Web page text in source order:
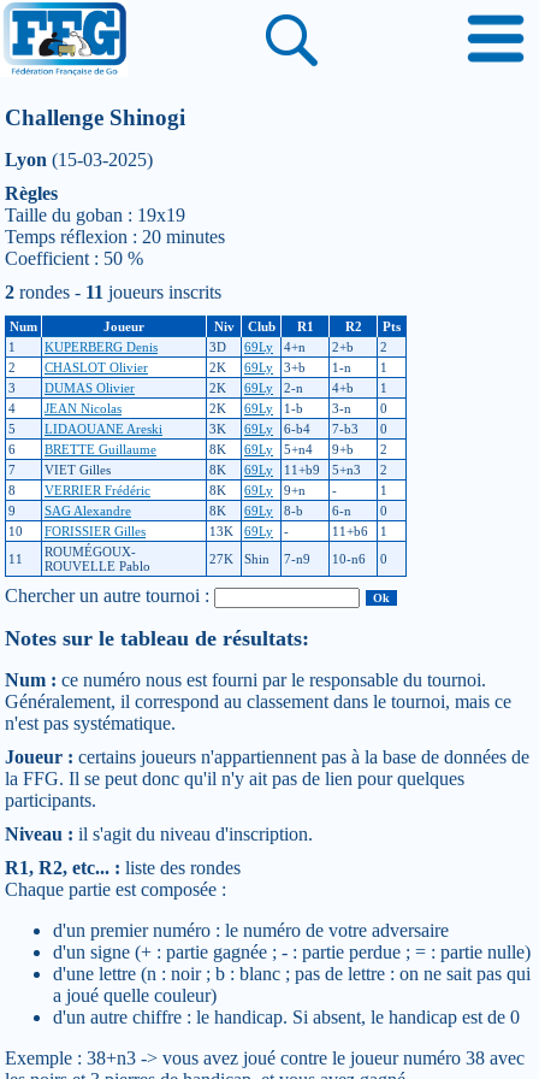
Challenge Shinogi
Lyon (15-03-2025)
Règles
Taille du goban : 19x19
Temps réflexion : 20 minutes
Coefficient : 50 %
2 rondes - 11 joueurs inscrits
Num Joueur Niv Club R1 R2
Pts
1
KUPERBERG Denis 3D 69Ly 4+n 2+b
2
2
CHASLOT Olivier 2K 69Ly 3+b 1-n
1
3
DUMAS Olivier 2K 69Ly 2-n 4+b
1
4
JEAN Nicolas 2K 69Ly 1-b 3-n
0
5
LIDAOUANE Areski 3K 69Ly 6-b4 7-b3
0
6
BRETTE Guillaume 8K 69Ly 5+n4 9+b
2
7
VIET Gilles 8K 69Ly 11+b9 5+n3
2
8
VERRIER Frédéric 8K 69Ly 9+n -
1
9
SAG Alexandre 8K 69Ly 8-b 6-n
0
10
FORISSIER Gilles 13K 69Ly - 11+b6
1
11
ROUMÉGOUX-
ROUVELLE Pablo
27K Shin 7-n9 10-n6 0
Chercher un autre tournoi :
Notes sur le tableau de résultats:
Num : ce numéro nous est fourni par le responsable du tournoi.
Généralement, il correspond au classement dans le tournoi, mais ce
n'est pas systématique.
Joueur : certains joueurs n'appartiennent pas à la base de données de
la FFG. Il se peut donc qu'il n'y ait pas de lien pour quelques
participants.
Niveau : il s'agit du niveau d'inscription.
R1, R2, etc... : liste des rondes
Chaque partie est composée :
d'un premier numéro : le numéro de votre adversaire
d'un signe (+ : partie gagnée ; - : partie perdue ; = : partie nulle)
d'une lettre (n : noir ; b : blanc ; pas de lettre : on ne sait pas qui
a joué quelle couleur)
d'un autre chiffre : le handicap. Si absent, le handicap est de 0
Exemple : 38+n3 -> vous avez joué contre le joueur numéro 38 avec